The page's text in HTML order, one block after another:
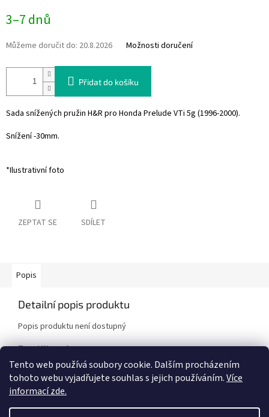
Tento web používá soubory cookie. Dalším procházením
tohoto webu vyjadřujete souhlas s jejich používáním.Více
informací zde.
cena:
3–7 dnů
Můžeme doručit do: 20.8.2026 Možnosti doručení
Přidat do košíku
Sada snížených pružin H&R pro Honda Prelude VTi 5g (1996-2000).
Snížení -30mm.
*Ilustrativní foto
ZEPTAT SE SDÍLET
Popis
Detailní popis produktu
Popis produktu není dostupný
Doplňkové parametry
Kategorie:
Sportovní pružiny
Značka vozidla:
Honda